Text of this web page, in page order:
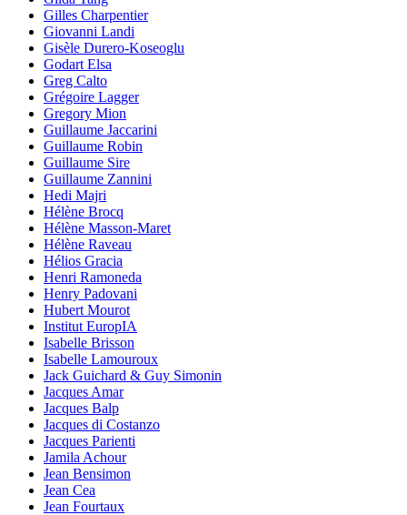
Gilles Charpentier
Giovanni Landi
Gisèle Durero-Koseoglu
Godart Elsa
Greg Calto
Grégoire Lagger
Gregory Mion
Guillaume Jaccarini
Guillaume Robin
Guillaume Sire
Guillaume Zannini
Hedi Majri
Hélène Brocq
Hélène Masson-Maret
Hélène Raveau
Hélios Gracia
Henri Ramoneda
Henry Padovani
Hubert Mourot
Institut EuropIA
Isabelle Brisson
Isabelle Lamouroux
Jack Guichard & Guy Simonin
Jacques Amar
Jacques Balp
Jacques di Costanzo
Jacques Parienti
Jamila Achour
Jean Bensimon
Jean Cea
Jean Fourtaux